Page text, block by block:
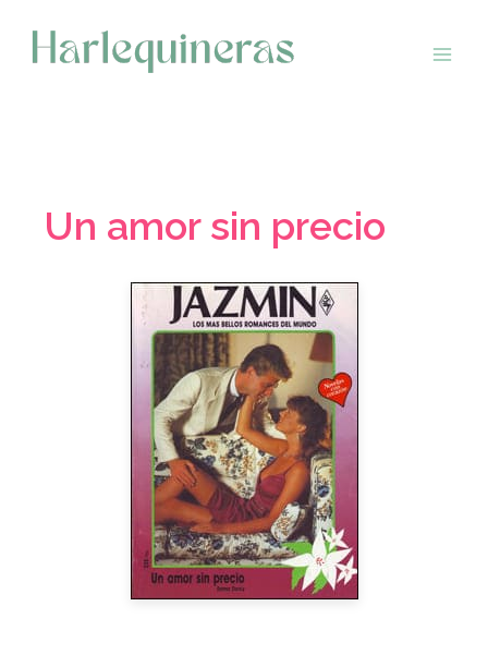
contenido
Un amor sin precio